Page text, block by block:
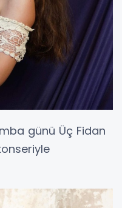
günü Üç Fidan